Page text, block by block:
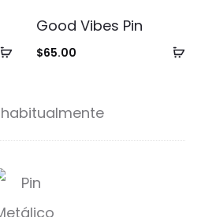
Añadir
Good Vibes Pin
$65.00
U
n